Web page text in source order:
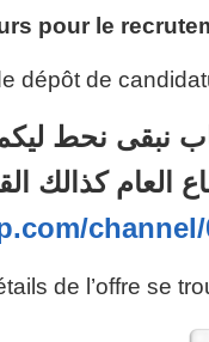
pour le
dépôt de
نبقى نحط
العام كذالك
channel/
de l’offre se